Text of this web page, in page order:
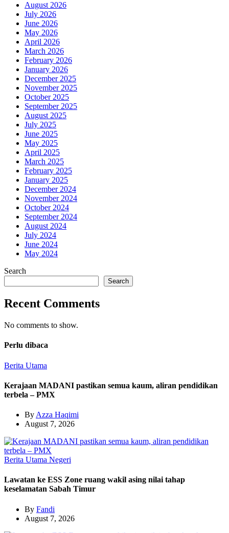
August 2026
July 2026
June 2026
May 2026
April 2026
March 2026
February 2026
January 2026
December 2025
November 2025
October 2025
September 2025
August 2025
July 2025
June 2025
May 2025
April 2025
March 2025
February 2025
January 2025
December 2024
November 2024
October 2024
September 2024
August 2024
July 2024
June 2024
May 2024
Search
Search
Recent Comments
No comments to show.
Perlu dibaca
Berita Utama
Kerajaan MADANI pastikan semua kaum, aliran pendidikan
terbela – PMX
By Azza Haqimi
August 7, 2026
Berita Utama Negeri
Lawatan ke ESS Zone ruang wakil asing nilai tahap
keselamatan Sabah Timur
By Fandi
August 7, 2026